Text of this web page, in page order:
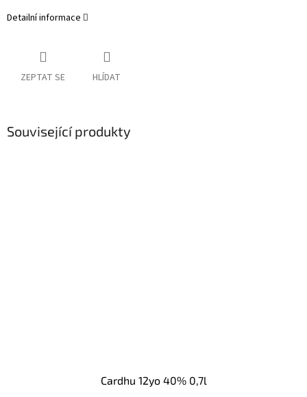
Detailní informace
ZEPTAT SE HLÍDAT
Související produkty
Cardhu 12yo 40% 0,7l